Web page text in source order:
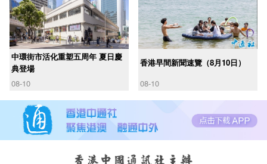
中環街市活化重塑五周年 夏日慶
典登場
08-10
香港早間新聞速覽（8月10日）
08-10